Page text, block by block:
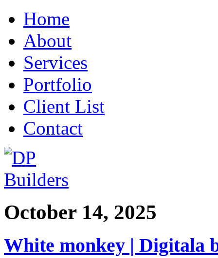
Home
About
Services
Portfolio
Client List
Contact
October 14, 2025
White monkey | Digitala